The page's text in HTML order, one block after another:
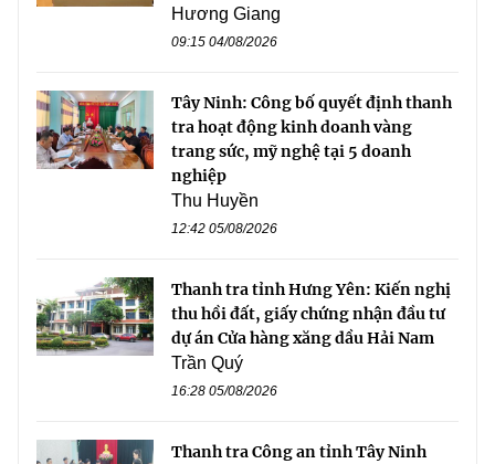
Hương Giang
09:15 04/08/2026
Tây Ninh: Công bố quyết định thanh
tra hoạt động kinh doanh vàng
trang sức, mỹ nghệ tại 5 doanh
nghiệp
Thu Huyền
12:42 05/08/2026
Thanh tra tỉnh Hưng Yên: Kiến nghị
thu hồi đất, giấy chứng nhận đầu tư
dự án Cửa hàng xăng dầu Hải Nam
Trần Quý
16:28 05/08/2026
Thanh tra Công an tỉnh Tây Ninh